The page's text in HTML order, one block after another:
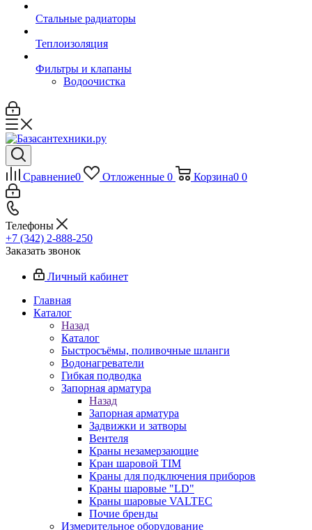
Стальные радиаторы
Теплоизоляция
Фильтры и клапаны
Водоочистка
Сравнение0 Отложенные 0 Корзина0 0
Телефоны
+7 (342) 2-888-250
Заказать звонок
Личный кабинет
Главная
Каталог
Назад
Каталог
Быстросъёмы, поливочные шланги
Водонагреватели
Гибкая подводка
Запорная арматура
Назад
Запорная арматура
Задвижки и затворы
Вентеля
Краны незамерзающие
Кран шаровой TIM
Краны для подключения приборов
Краны шаровые "LD"
Краны шаровые VALTEC
Почие бренды
Измерительное оборудование